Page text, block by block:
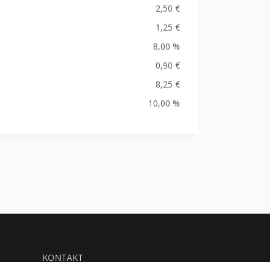
2,50 €
1,25 €
8,00 %
0,90 €
8,25 €
10,00 %
KONTAKT